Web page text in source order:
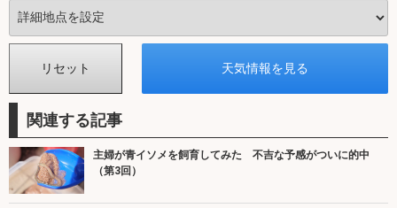
関連する記事
主婦が青イソメを飼育してみた 不吉な予感がついに的中
（第3回）